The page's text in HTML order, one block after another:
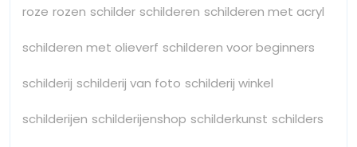
roze rozen schilder schilderen schilderen met acryl
schilderen met olieverf schilderen voor beginners
schilderij schilderij van foto schilderij winkel
schilderijen schilderijenshop schilderkunst schilders